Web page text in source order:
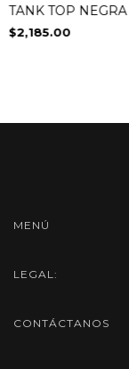
TANK TOP NEGRA
$2,185.00
MENÚ
LEGAL:
CONTÁCTANOS